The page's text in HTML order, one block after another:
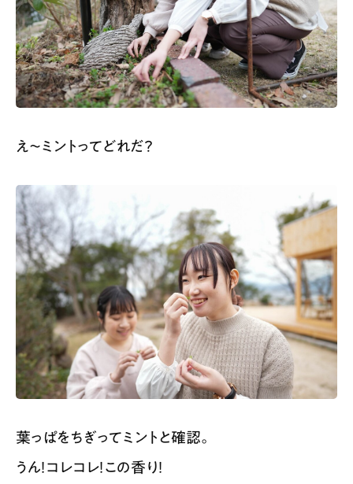
え〜ミントってどれだ？
葉っぱをちぎってミントと確認。
うん！コレコレ！この香り！